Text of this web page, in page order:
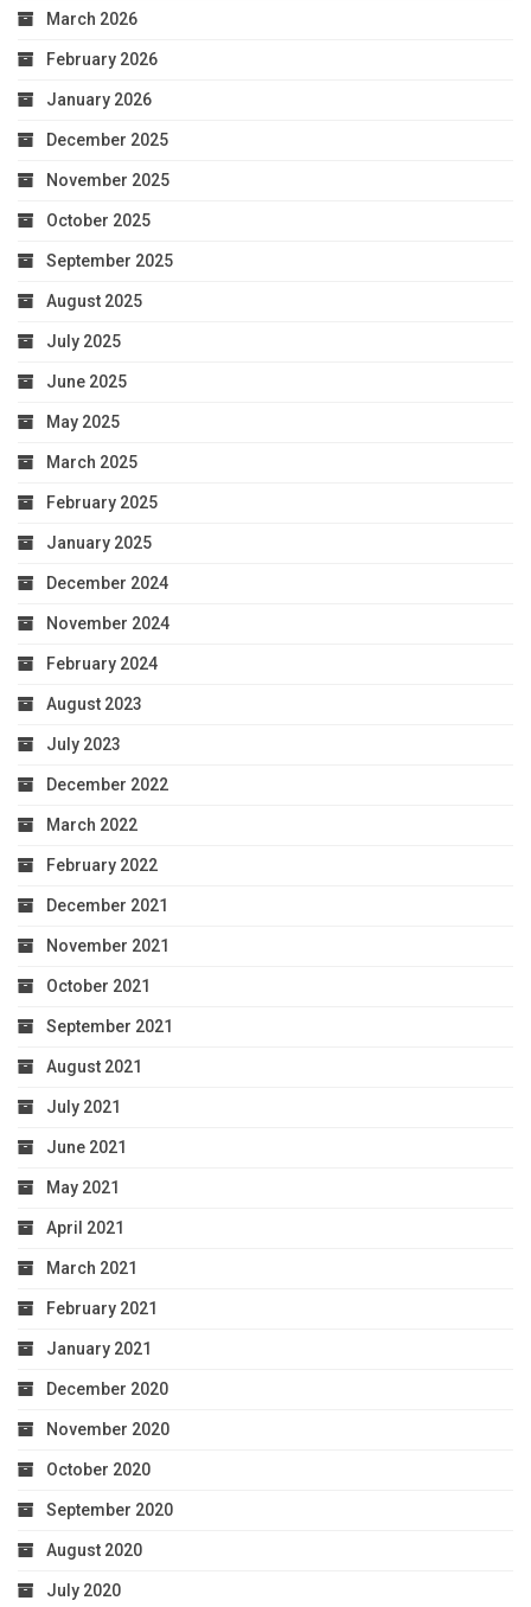
March 2026
February 2026
January 2026
December 2025
November 2025
October 2025
September 2025
August 2025
July 2025
June 2025
May 2025
March 2025
February 2025
January 2025
December 2024
November 2024
February 2024
August 2023
July 2023
December 2022
March 2022
February 2022
December 2021
November 2021
October 2021
September 2021
August 2021
July 2021
June 2021
May 2021
April 2021
March 2021
February 2021
January 2021
December 2020
November 2020
October 2020
September 2020
August 2020
July 2020